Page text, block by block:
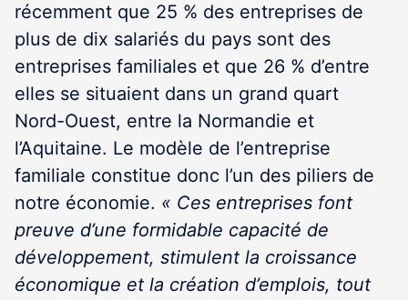
récemment que 25 % des entreprises de
plus de dix salariés du pays sont des
entreprises familiales et que 26 % d’entre
elles se situaient dans un grand quart
Nord-Ouest, entre la Normandie et
l’Aquitaine. Le modèle de l’entreprise
familiale constitue donc l’un des piliers de
notre économie. « Ces entreprises font
preuve d’une formidable capacité de
développement, stimulent la croissance
économique et la création d’emplois, tout